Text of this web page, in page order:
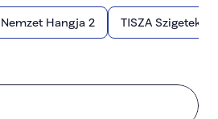
Nemzet Hangja 2 TISZA Szigetek